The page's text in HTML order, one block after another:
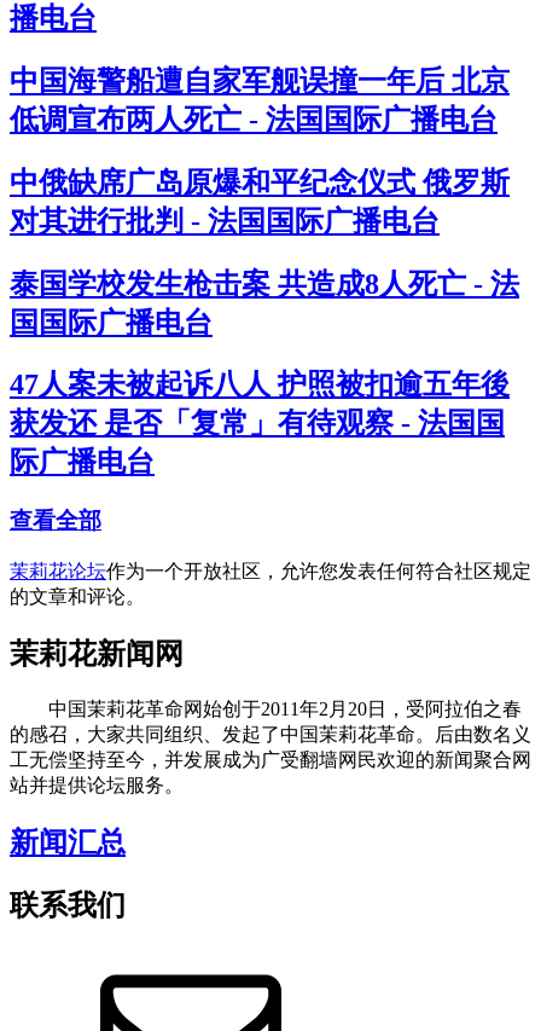
播电台
中国海警船遭自家军舰误撞一年后 北京
低调宣布两人死亡 - 法国国际广播电台
中俄缺席广岛原爆和平纪念仪式 俄罗斯
对其进行批判 - 法国国际广播电台
泰国学校发生枪击案 共造成8人死亡 - 法
国国际广播电台
47人案未被起诉八人 护照被扣逾五年後
获发还 是否「复常」有待观察 - 法国国
际广播电台
查看全部
茉莉花论坛作为一个开放社区，允许您发表任何符合社区规定
的文章和评论。
茉莉花新闻网
中国茉莉花革命网始创于2011年2月20日，受阿拉伯之春
的感召，大家共同组织、发起了中国茉莉花革命。后由数名义
工无偿坚持至今，并发展成为广受翻墙网民欢迎的新闻聚合网
站并提供论坛服务。
新闻汇总
联系我们